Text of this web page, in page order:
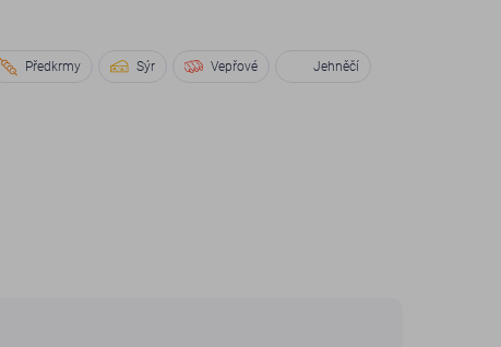
Předkrmy Sýr Vepřové Jehněčí